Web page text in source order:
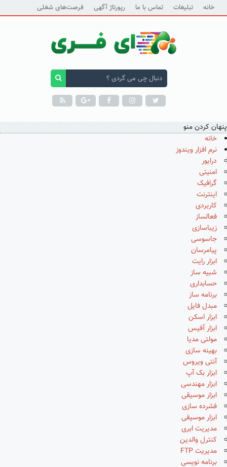
خانه تبلیغات تماس با ما رپورتاژ آگهی فرصت‌های شغلی
پنهان کردن منو
خانه
نرم افزار ویندوز
درایور
امنیتی
گرافیک
اینترنت
کاربردی
فعالساز
زیباسازی
جاسوسی
پیامرسان
ابزار رایت
شبیه ساز
حسابداری
برنامه ساز
مبدل فایل
ابزار اسکن
ابزار آفیس
مولتی مدیا
بهینه سازی
آنتی ویروس
ابزار بک آپ
ابزار مهندسی
ابزار موسیقی
فشرده سازی
ابزار موسیقی
مدیریت ابری
کنترل والدین
مدیریت FTP
برنامه نویسی